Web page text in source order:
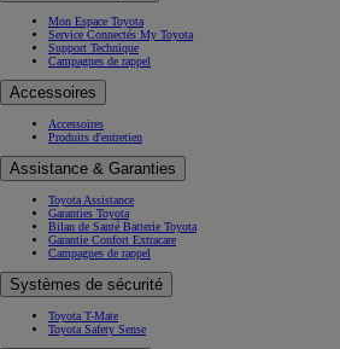
Mon Espace Toyota
Service Connectés My Toyota
Support Technique
Campagnes de rappel
Accessoires
Accessoires
Produits d'entretien
Assistance & Garanties
Toyota Assistance
Garanties Toyota
Bilan de Santé Batterie Toyota
Garantie Confort Extracare
Campagnes de rappel
Systèmes de sécurité
Toyota T-Mate
Toyota Safety Sense